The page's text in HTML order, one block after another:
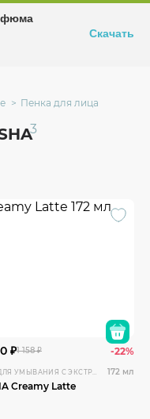
11, к. 1
Пенка для лица
3
₽1 158 ₽ -22%
ПЕНКА ДЛЯ УМЫВАНИЯ С ЭКСТРАКТОМ КЛУБНИКИ 172 мл
Creamy Latte
Скачать